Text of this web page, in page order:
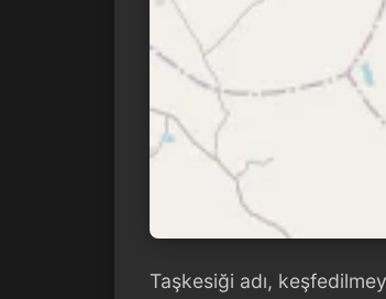
Taşkesiği adı,